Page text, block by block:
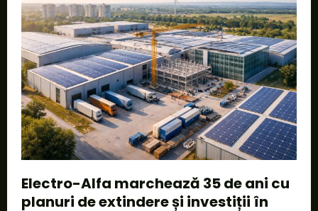
Electro-Alfa marchează 35 de ani cu
planuri de extindere și investiții în